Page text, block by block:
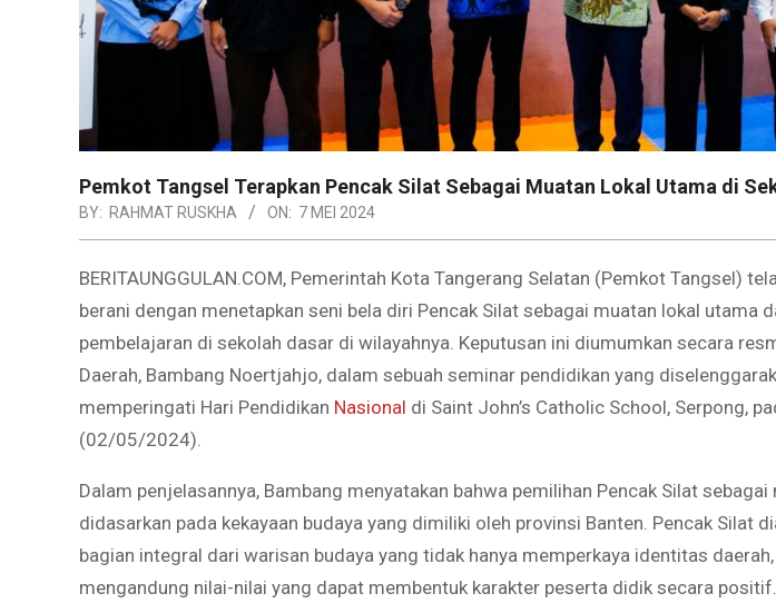
Pemkot Tangsel Terapkan Pencak Silat Sebagai Muatan Lokal Utama di
BY: RAHMAT RUSKHA ON: 7 MEI 2024
BERITAUNGGULAN.COM, Pemerintah Kota Tangerang Selatan (Pemkot Tangsel)
berani dengan menetapkan seni bela diri Pencak Silat sebagai muatan lokal utama
pembelajaran di sekolah dasar di wilayahnya. Keputusan ini diumumkan secara
Daerah, Bambang Noertjahjo, dalam sebuah seminar pendidikan yang
memperingati Hari Pendidikan Nasional di Saint John’s Catholic School, Serpong,
(02/05/2024).
Dalam penjelasannya, Bambang menyatakan bahwa pemilihan Pencak Silat
didasarkan pada kekayaan budaya yang dimiliki oleh provinsi Banten. Pencak Silat
bagian integral dari warisan budaya yang tidak hanya memperkaya identitas
mengandung nilai-nilai yang dapat membentuk karakter peserta didik secara positif.